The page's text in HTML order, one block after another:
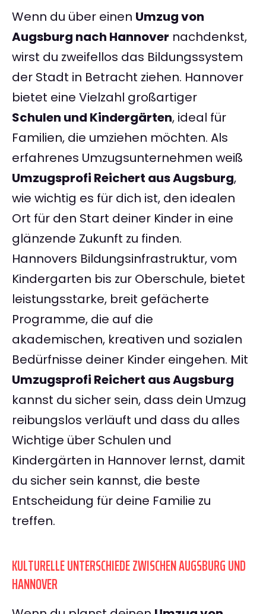
Wenn du über einen Umzug von
Augsburg nach Hannover nachdenkst,
wirst du zweifellos das Bildungssystem
der Stadt in Betracht ziehen. Hannover
bietet eine Vielzahl großartiger
Schulen und Kindergärten, ideal für
Familien, die umziehen möchten. Als
erfahrenes Umzugsunternehmen weiß
Umzugsprofi Reichert aus Augsburg,
wie wichtig es für dich ist, den idealen
Ort für den Start deiner Kinder in eine
glänzende Zukunft zu finden.
Hannovers Bildungsinfrastruktur, vom
Kindergarten bis zur Oberschule, bietet
leistungsstarke, breit gefächerte
Programme, die auf die
akademischen, kreativen und sozialen
Bedürfnisse deiner Kinder eingehen. Mit
Umzugsprofi Reichert aus Augsburg
kannst du sicher sein, dass dein Umzug
reibungslos verläuft und dass du alles
Wichtige über Schulen und
Kindergärten in Hannover lernst, damit
du sicher sein kannst, die beste
Entscheidung für deine Familie zu
treffen.
KULTURELLE UNTERSCHIEDE ZWISCHEN AUGSBURG UND
HANNOVER